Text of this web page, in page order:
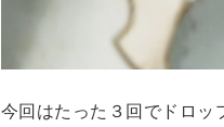
今回はたった３回でドロッ